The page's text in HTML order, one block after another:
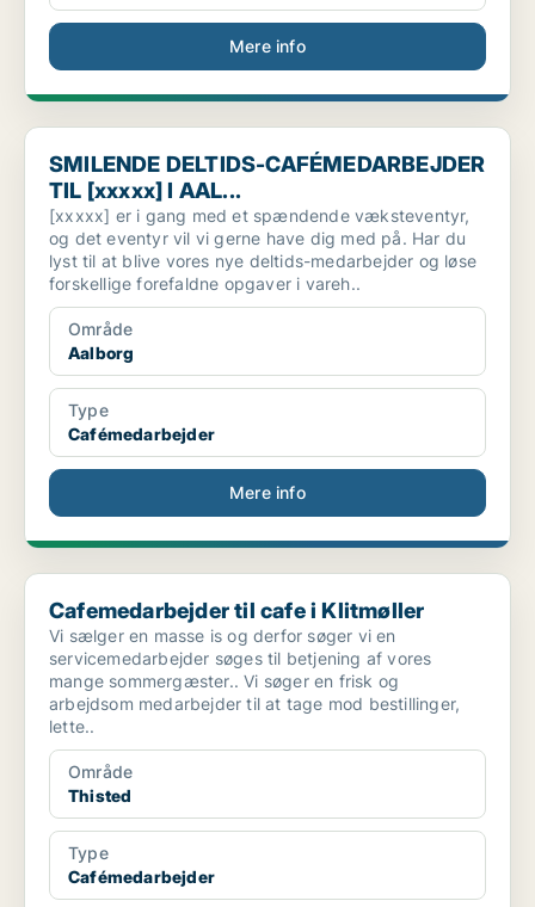
Mere info
SMILENDE DELTIDS-CAFÉMEDARBEJDER TIL [xxxxx] I AAL...
SMILENDE DELTIDS-CAFÉMEDARBEJDER
TIL [xxxxx] I AAL...
[xxxxx] er i gang med et spændende væksteventyr,
og det eventyr vil vi gerne have dig med på. Har du
lyst til at blive vores nye deltids-medarbejder og løse
forskellige forefaldne opgaver i vareh..
Område
Aalborg
Type
Cafémedarbejder
Mere info
Cafemedarbejder til cafe i Klitmøller
Cafemedarbejder til cafe i Klitmøller
Vi sælger en masse is og derfor søger vi en
servicemedarbejder søges til betjening af vores
mange sommergæster.. Vi søger en frisk og
arbejdsom medarbejder til at tage mod bestillinger,
lette..
Område
Thisted
Type
Cafémedarbejder